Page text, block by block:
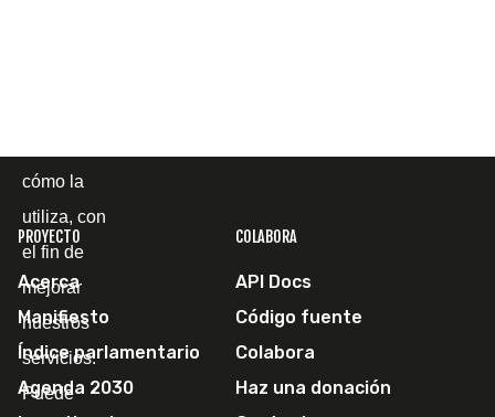
PROYECTO
Acerca
Manifiesto
Índice parlamentario
Agenda 2030
COLABORA
API Docs
Código fuente
Colabora
Haz una donación
cómo la
utiliza, con
el fin de
mejorar
nuestros
servicios.
Puede